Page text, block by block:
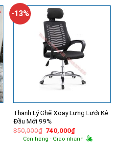
650,000₫.
-13%
Thanh Lý Ghế Xoay Lưng Lưới Kê
Đầu Mới 99%
850,000₫ Giá
gốc
là:
740,000₫Giá
hiện
tại
Còn hàng - Giao nhanh